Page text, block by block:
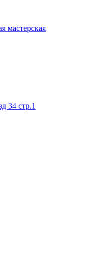
мастерская
34 стр.1